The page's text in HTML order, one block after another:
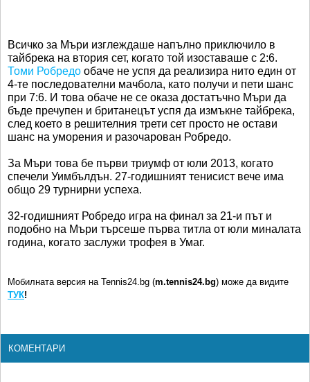
Всичко за Мъри изглеждаше напълно приключило в
тайбрека на втория сет, когато той изоставаше с 2:6.
Томи Робредо обаче не успя да реализира нито един от
4-те последователни мачбола, като получи и пети шанс
при 7:6. И това обаче не се оказа достатъчно Мъри да
бъде пречупен и британецът успя да измъкне тайбрека,
след което в решителния трети сет просто не остави
шанс на уморения и разочарован Робредо.
За Мъри това бе първи триумф от юли 2013, когато
спечели Уимбълдън. 27-годишният тенисист вече има
общо 29 турнирни успеха.
32-годишният Робредо игра на финал за 21-и път и
подобно на Мъри търсеше първа титла от юли миналата
година, когато заслужи трофея в Умаг.
Мобилната версия на Tennis24.bg (m.tennis24.bg) може да видите
ТУК!
КОМЕНТАРИ